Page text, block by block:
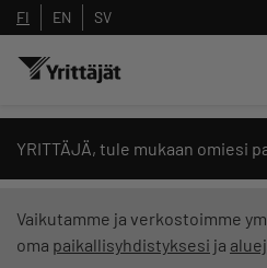
FI EN SV
YRITTÄJÄ, tule mukaan omiesi
Vaikutamme ja verkostoimme
oma paikallisyhdistyksesi ja
Hae sivustolta tai
Yrittäjien tekoälyltä